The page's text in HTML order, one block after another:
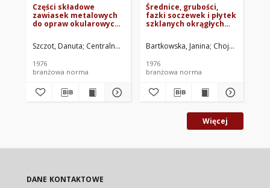
Części składowe
zawiasek metalowych
do opraw okularowych -
75/5521-01
Szczot, Danuta Centralne Laboratorium Optyki. Oprac.
1976
branżowa norma
Średnice, grubości,
fazki soczewek i płytek
szklanych okrągłych
Bartkowska, Janina Chojnacka,
1976
branżowa norma
Więcej
DANE KONTAKTOWE